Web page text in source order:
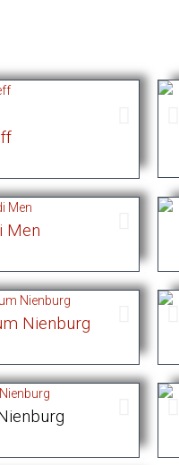
Nienburg
Men
Nienburg
Bushäuschen